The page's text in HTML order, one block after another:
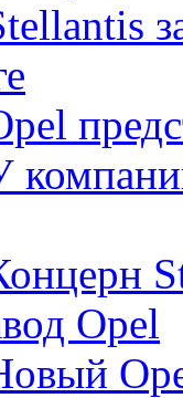
Opel